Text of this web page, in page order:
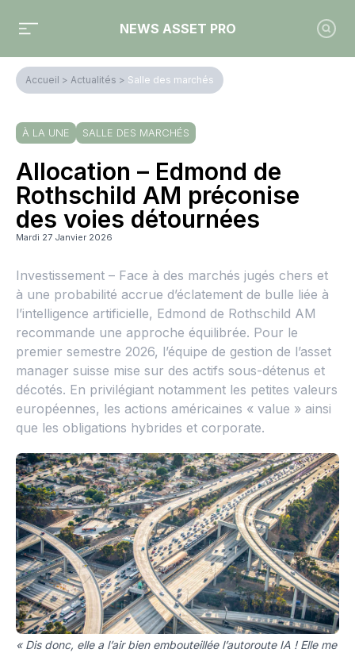
NEWS ASSET PRO
Accueil > Actualités > Salle des marchés
À LA UNE SALLE DES MARCHÉS
Allocation – Edmond de
Rothschild AM préconise
des voies détournées
Mardi 27 Janvier 2026
Investissement – Face à des marchés jugés chers et
à une probabilité accrue d’éclatement de bulle liée à
l’intelligence artificielle, Edmond de Rothschild AM
recommande une approche équilibrée. Pour le
premier semestre 2026, l’équipe de gestion de l’asset
manager suisse mise sur des actifs sous-détenus et
décotés. En privilégiant notamment les petites valeurs
européennes, les actions américaines « value » ainsi
que les obligations hybrides et corporate.
« Dis donc, elle a l’air bien embouteillée l’autoroute IA ! Elle me